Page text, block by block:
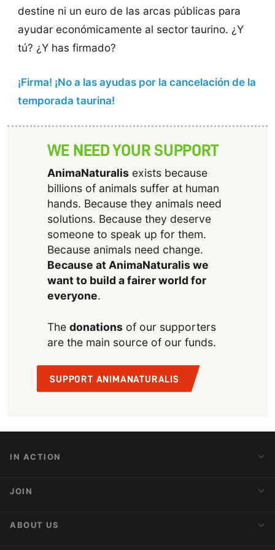
destine ni un euro de las arcas públicas para
ayudar económicamente al sector taurino. ¿Y
tú? ¿Y has firmado?
¡Firma! ¡No a las ayudas por la cancelación de la
temporada taurina!
WE NEED YOUR SUPPORT
AnimaNaturalisexists because
billions of animals suffer at human
hands. Because they animals need
solutions. Because they deserve
someone to speak up for them.
Because animals need change.
Because at AnimaNaturalis we
want to build a fairer world for
everyone.
The donationsof our supporters
are the main source of our funds.
SUPPORT ANIMANATURALIS
IN ACTION
JOIN
Activist Network
ABOUT US